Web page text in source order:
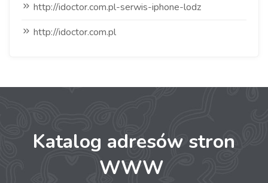
http://idoctor.com.pl-serwis-iphone-lodz
http://idoctor.com.pl
Katalog adresów stron
WWW